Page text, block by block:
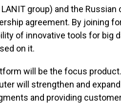
group) and the
agreement. By joining
of innovative tools for big
on it.
will be the focus
will strengthen and
and providing